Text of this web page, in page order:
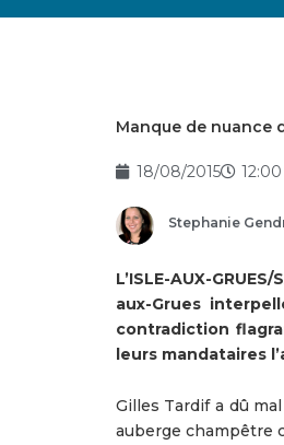
Manque de nuance
18/08/2015
Stephanie
L’ISLE-AUX-
aux-Grues
contradiction
leurs mandataires
Gilles Tardif a dû
auberge champêtre